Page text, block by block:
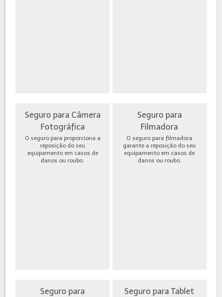
Seguro para Câmera
Fotográfica
O seguro para proporciona a
reposição do seu
equipamento em casos de
danos ou roubo.
Seguro para
Filmadora
O seguro para filmadora
garante a reposição do seu
equipamento em casos de
danos ou roubo.
Seguro para
Seguro para Tablet